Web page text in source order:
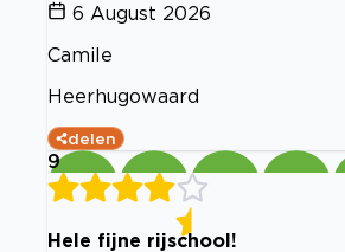
6 August 2026
Camile
Heerhugowaard
delen
9
Hele fijne rijschool!